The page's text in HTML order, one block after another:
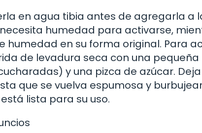
en agua tibia antes de agregarla a
humedad para activarse,
humedad en su forma original. Para
de levadura seca con una pequeña
y una pizca de azúcar. Deja
que se vuelva espumosa y
lista para su uso.